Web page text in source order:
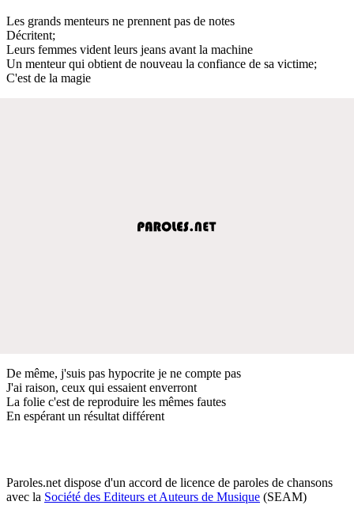
Les grands menteurs ne prennent pas de notes
Décritent;
Leurs femmes vident leurs jeans avant la machine
Un menteur qui obtient de nouveau la confiance de sa victime;
C'est de la magie
De même, j'suis pas hypocrite je ne compte pas
J'ai raison, ceux qui essaient enverront
La folie c'est de reproduire les mêmes fautes
En espérant un résultat différent
Paroles.net dispose d'un accord de licence de paroles de chansons
avec la Société des Editeurs et Auteurs de Musique (SEAM)